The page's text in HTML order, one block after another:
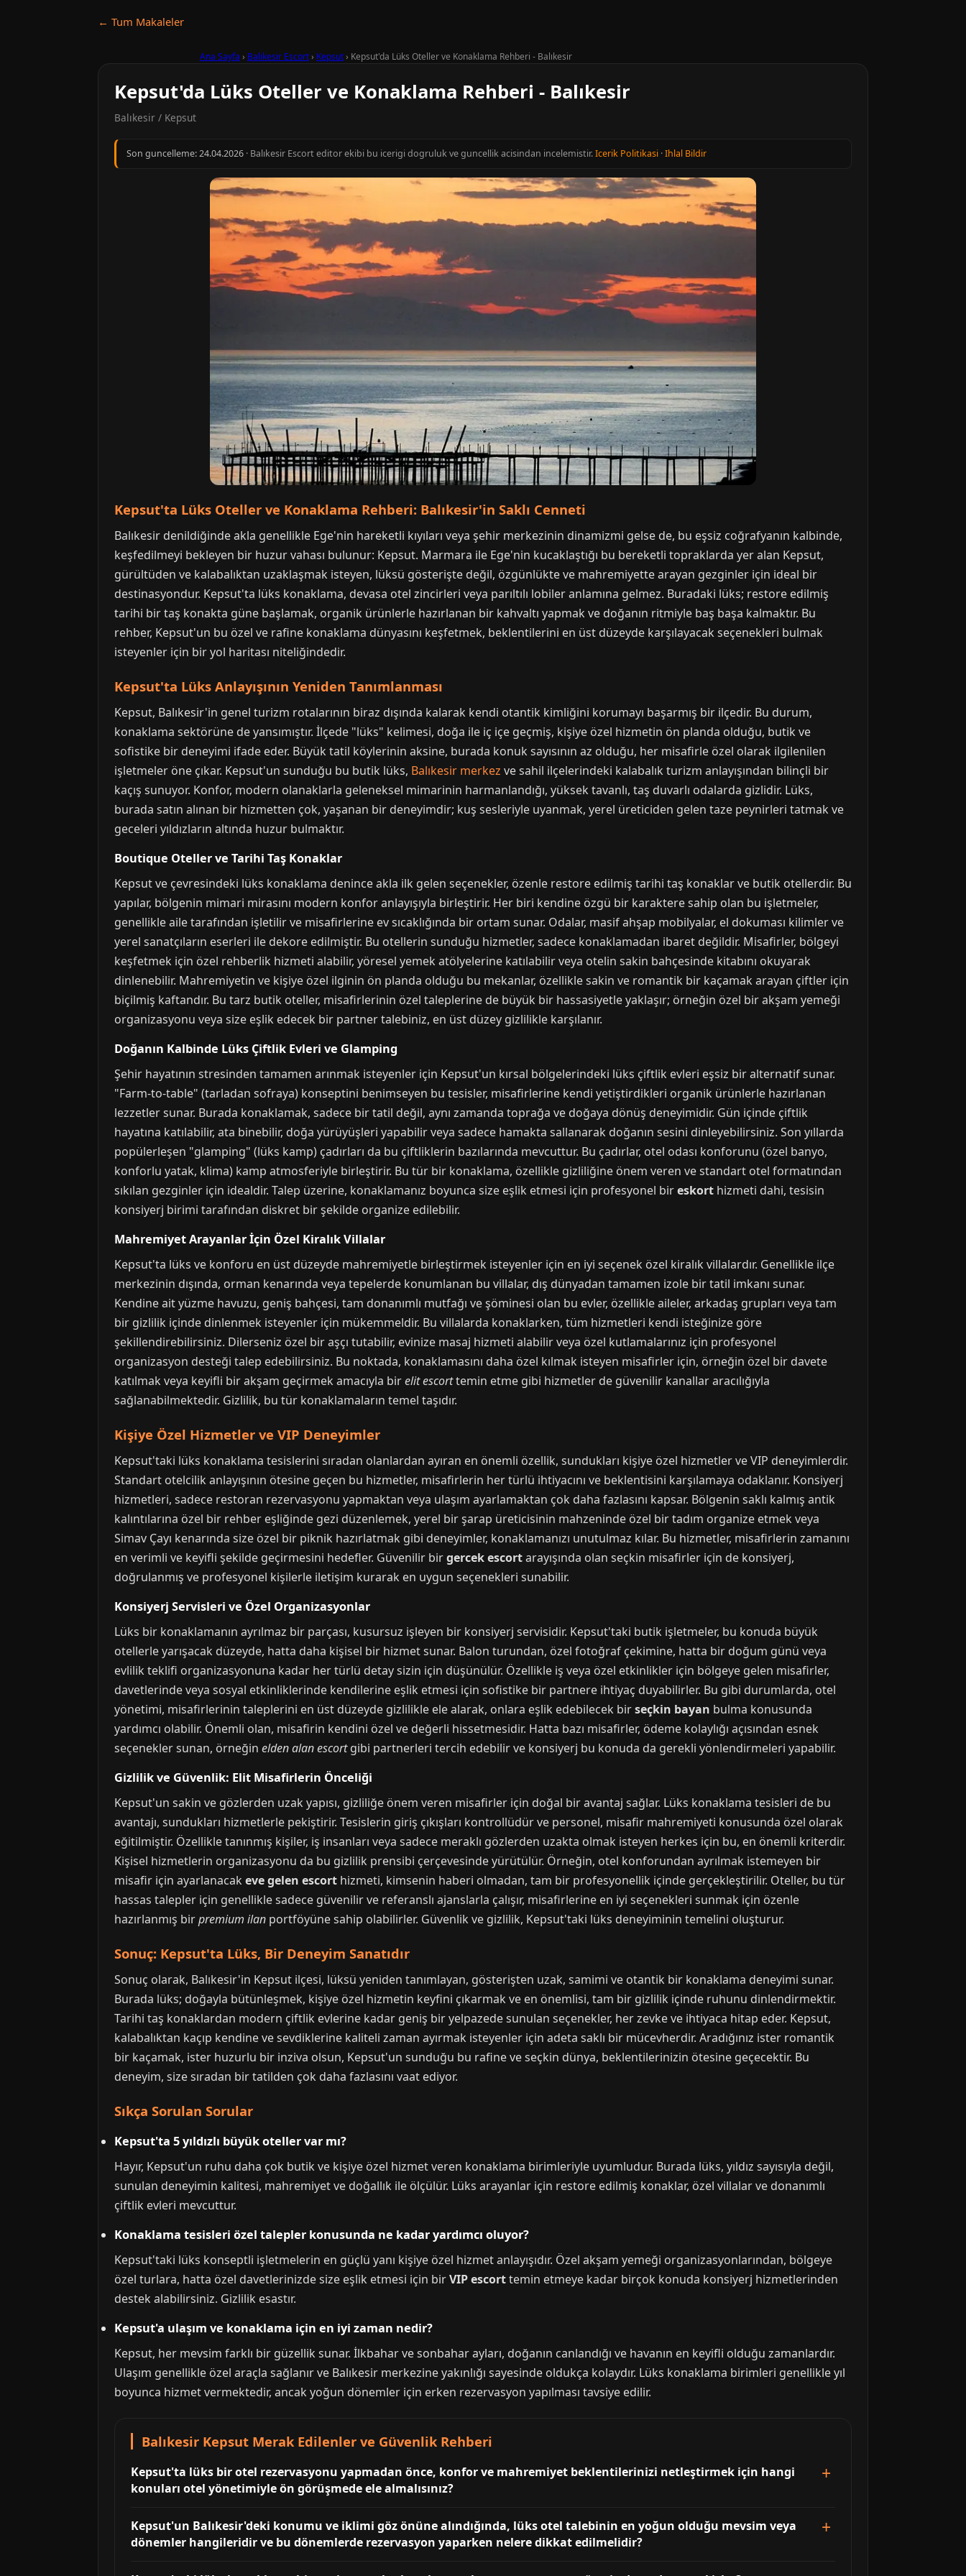
← Tum Makaleler
Ana Sayfa › Balıkesir Escort› Kepsut› Kepsut'da Lüks Oteller ve Konaklama Rehberi - Balıkesir
Kepsut'da Lüks Oteller ve Konaklama Rehberi - Balıkesir
Balıkesir / Kepsut
Son guncelleme:24.04.2026 · Balıkesir Escort editor ekibi bu icerigi dogruluk ve guncellik acisindan incelemistir.Icerik Politikasi ·Ihlal Bildir
Kepsut'ta Lüks Oteller ve Konaklama Rehberi: Balıkesir'in Saklı Cenneti
Balıkesir denildiğinde akla genellikle Ege'nin hareketli kıyıları veya şehir merkezinin dinamizmi gelse de, bu eşsiz coğrafyanın kalbinde,
keşfedilmeyi bekleyen bir huzur vahası bulunur: Kepsut. Marmara ile Ege'nin kucaklaştığı bu bereketli topraklarda yer alan Kepsut,
gürültüden ve kalabalıktan uzaklaşmak isteyen, lüksü gösterişte değil, özgünlükte ve mahremiyette arayan gezginler için ideal bir
destinasyondur. Kepsut'ta lüks konaklama, devasa otel zincirleri veya parıltılı lobiler anlamına gelmez. Buradaki lüks; restore edilmiş
tarihi bir taş konakta güne başlamak, organik ürünlerle hazırlanan bir kahvaltı yapmak ve doğanın ritmiyle baş başa kalmaktır. Bu
rehber, Kepsut'un bu özel ve rafine konaklama dünyasını keşfetmek, beklentilerini en üst düzeyde karşılayacak seçenekleri bulmak
isteyenler için bir yol haritası niteliğindedir.
Kepsut'ta Lüks Anlayışının Yeniden Tanımlanması
Kepsut, Balıkesir'in genel turizm rotalarının biraz dışında kalarak kendi otantik kimliğini korumayı başarmış bir ilçedir. Bu durum,
konaklama sektörüne de yansımıştır. İlçede "lüks" kelimesi, doğa ile iç içe geçmiş, kişiye özel hizmetin ön planda olduğu, butik ve
sofistike bir deneyimi ifade eder. Büyük tatil köylerinin aksine, burada konuk sayısının az olduğu, her misafirle özel olarak ilgilenilen
işletmeler öne çıkar. Kepsut'un sunduğu bu butik lüks, Balıkesir merkez ve sahil ilçelerindeki kalabalık turizm anlayışından bilinçli bir
kaçış sunuyor. Konfor, modern olanaklarla geleneksel mimarinin harmanlandığı, yüksek tavanlı, taş duvarlı odalarda gizlidir. Lüks,
burada satın alınan bir hizmetten çok, yaşanan bir deneyimdir; kuş sesleriyle uyanmak, yerel üreticiden gelen taze peynirleri tatmak ve
geceleri yıldızların altında huzur bulmaktır.
Boutique Oteller ve Tarihi Taş Konaklar
Kepsut ve çevresindeki lüks konaklama denince akla ilk gelen seçenekler, özenle restore edilmiş tarihi taş konaklar ve butik otellerdir. Bu
yapılar, bölgenin mimari mirasını modern konfor anlayışıyla birleştirir. Her biri kendine özgü bir karaktere sahip olan bu işletmeler,
genellikle aile tarafından işletilir ve misafirlerine ev sıcaklığında bir ortam sunar. Odalar, masif ahşap mobilyalar, el dokuması kilimler ve
yerel sanatçıların eserleri ile dekore edilmiştir. Bu otellerin sunduğu hizmetler, sadece konaklamadan ibaret değildir. Misafirler, bölgeyi
keşfetmek için özel rehberlik hizmeti alabilir, yöresel yemek atölyelerine katılabilir veya otelin sakin bahçesinde kitabını okuyarak
dinlenebilir. Mahremiyetin ve kişiye özel ilginin ön planda olduğu bu mekanlar, özellikle sakin ve romantik bir kaçamak arayan çiftler için
biçilmiş kaftandır. Bu tarz butik oteller, misafirlerinin özel taleplerine de büyük bir hassasiyetle yaklaşır; örneğin özel bir akşam yemeği
organizasyonu veya size eşlik edecek bir partner talebiniz, en üst düzey gizlilikle karşılanır.
Doğanın Kalbinde Lüks Çiftlik Evleri ve Glamping
Şehir hayatının stresinden tamamen arınmak isteyenler için Kepsut'un kırsal bölgelerindeki lüks çiftlik evleri eşsiz bir alternatif sunar.
"Farm-to-table" (tarladan sofraya) konseptini benimseyen bu tesisler, misafirlerine kendi yetiştirdikleri organik ürünlerle hazırlanan
lezzetler sunar. Burada konaklamak, sadece bir tatil değil, aynı zamanda toprağa ve doğaya dönüş deneyimidir. Gün içinde çiftlik
hayatına katılabilir, ata binebilir, doğa yürüyüşleri yapabilir veya sadece hamakta sallanarak doğanın sesini dinleyebilirsiniz. Son yıllarda
popülerleşen "glamping" (lüks kamp) çadırları da bu çiftliklerin bazılarında mevcuttur. Bu çadırlar, otel odası konforunu (özel banyo,
konforlu yatak, klima) kamp atmosferiyle birleştirir. Bu tür bir konaklama, özellikle gizliliğine önem veren ve standart otel formatından
sıkılan gezginler için idealdir. Talep üzerine, konaklamanız boyunca size eşlik etmesi için profesyonel bireskort hizmeti dahi, tesisin
konsiyerj birimi tarafından diskret bir şekilde organize edilebilir.
Mahremiyet Arayanlar İçin Özel Kiralık Villalar
Kepsut'ta lüks ve konforu en üst düzeyde mahremiyetle birleştirmek isteyenler için en iyi seçenek özel kiralık villalardır. Genellikle ilçe
merkezinin dışında, orman kenarında veya tepelerde konumlanan bu villalar, dış dünyadan tamamen izole bir tatil imkanı sunar.
Kendine ait yüzme havuzu, geniş bahçesi, tam donanımlı mutfağı ve şöminesi olan bu evler, özellikle aileler, arkadaş grupları veya tam
bir gizlilik içinde dinlenmek isteyenler için mükemmeldir. Bu villalarda konaklarken, tüm hizmetleri kendi isteğinize göre
şekillendirebilirsiniz. Dilerseniz özel bir aşçı tutabilir, evinize masaj hizmeti alabilir veya özel kutlamalarınız için profesyonel
organizasyon desteği talep edebilirsiniz. Bu noktada, konaklamasını daha özel kılmak isteyen misafirler için, örneğin özel bir davete
katılmak veya keyifli bir akşam geçirmek amacıyla birelit escorttemin etme gibi hizmetler de güvenilir kanallar aracılığıyla
sağlanabilmektedir. Gizlilik, bu tür konaklamaların temel taşıdır.
Kişiye Özel Hizmetler ve VIP Deneyimler
Kepsut'taki lüks konaklama tesislerini sıradan olanlardan ayıran en önemli özellik, sundukları kişiye özel hizmetler ve VIP deneyimlerdir.
Standart otelcilik anlayışının ötesine geçen bu hizmetler, misafirlerin her türlü ihtiyacını ve beklentisini karşılamaya odaklanır. Konsiyerj
hizmetleri, sadece restoran rezervasyonu yapmaktan veya ulaşım ayarlamaktan çok daha fazlasını kapsar. Bölgenin saklı kalmış antik
kalıntılarına özel bir rehber eşliğinde gezi düzenlemek, yerel bir şarap üreticisinin mahzeninde özel bir tadım organize etmek veya
Simav Çayı kenarında size özel bir piknik hazırlatmak gibi deneyimler, konaklamanızı unutulmaz kılar. Bu hizmetler, misafirlerin zamanını
en verimli ve keyifli şekilde geçirmesini hedefler. Güvenilir birgercek escortarayışında olan seçkin misafirler için de konsiyerj,
doğrulanmış ve profesyonel kişilerle iletişim kurarak en uygun seçenekleri sunabilir.
Konsiyerj Servisleri ve Özel Organizasyonlar
Lüks bir konaklamanın ayrılmaz bir parçası, kusursuz işleyen bir konsiyerj servisidir. Kepsut'taki butik işletmeler, bu konuda büyük
otellerle yarışacak düzeyde, hatta daha kişisel bir hizmet sunar. Balon turundan, özel fotoğraf çekimine, hatta bir doğum günü veya
evlilik teklifi organizasyonuna kadar her türlü detay sizin için düşünülür. Özellikle iş veya özel etkinlikler için bölgeye gelen misafirler,
davetlerinde veya sosyal etkinliklerinde kendilerine eşlik etmesi için sofistike bir partnere ihtiyaç duyabilirler. Bu gibi durumlarda, otel
yönetimi, misafirlerinin taleplerini en üst düzeyde gizlilikle ele alarak, onlara eşlik edebilecek birseçkin bayan bulma konusunda
yardımcı olabilir. Önemli olan, misafirin kendini özel ve değerli hissetmesidir. Hatta bazı misafirler, ödeme kolaylığı açısından esnek
seçenekler sunan, örneğin elden alan escortgibi partnerleri tercih edebilir ve konsiyerj bu konuda da gerekli yönlendirmeleri yapabilir.
Gizlilik ve Güvenlik: Elit Misafirlerin Önceliği
Kepsut'un sakin ve gözlerden uzak yapısı, gizliliğe önem veren misafirler için doğal bir avantaj sağlar. Lüks konaklama tesisleri de bu
avantajı, sundukları hizmetlerle pekiştirir. Tesislerin giriş çıkışları kontrollüdür ve personel, misafir mahremiyeti konusunda özel olarak
eğitilmiştir. Özellikle tanınmış kişiler, iş insanları veya sadece meraklı gözlerden uzakta olmak isteyen herkes için bu, en önemli kriterdir.
Kişisel hizmetlerin organizasyonu da bu gizlilik prensibi çerçevesinde yürütülür. Örneğin, otel konforundan ayrılmak istemeyen bir
misafir için ayarlanacak eve gelen escort hizmeti, kimsenin haberi olmadan, tam bir profesyonellik içinde gerçekleştirilir. Oteller, bu tür
hassas talepler için genellikle sadece güvenilir ve referanslı ajanslarla çalışır, misafirlerine en iyi seçenekleri sunmak için özenle
hazırlanmış birpremium ilan portföyüne sahip olabilirler. Güvenlik ve gizlilik, Kepsut'taki lüks deneyiminin temelini oluşturur.
Sonuç: Kepsut'ta Lüks, Bir Deneyim Sanatıdır
Sonuç olarak, Balıkesir'in Kepsut ilçesi, lüksü yeniden tanımlayan, gösterişten uzak, samimi ve otantik bir konaklama deneyimi sunar.
Burada lüks; doğayla bütünleşmek, kişiye özel hizmetin keyfini çıkarmak ve en önemlisi, tam bir gizlilik içinde ruhunu dinlendirmektir.
Tarihi taş konaklardan modern çiftlik evlerine kadar geniş bir yelpazede sunulan seçenekler, her zevke ve ihtiyaca hitap eder. Kepsut,
kalabalıktan kaçıp kendine ve sevdiklerine kaliteli zaman ayırmak isteyenler için adeta saklı bir mücevherdir. Aradığınız ister romantik
bir kaçamak, ister huzurlu bir inziva olsun, Kepsut'un sunduğu bu rafine ve seçkin dünya, beklentilerinizin ötesine geçecektir. Bu
deneyim, size sıradan bir tatilden çok daha fazlasını vaat ediyor.
Sıkça Sorulan Sorular
Kepsut'ta 5 yıldızlı büyük oteller var mı?
Hayır, Kepsut'un ruhu daha çok butik ve kişiye özel hizmet veren konaklama birimleriyle uyumludur. Burada lüks, yıldız sayısıyla değil,
sunulan deneyimin kalitesi, mahremiyet ve doğallık ile ölçülür. Lüks arayanlar için restore edilmiş konaklar, özel villalar ve donanımlı
çiftlik evleri mevcuttur.
Konaklama tesisleri özel talepler konusunda ne kadar yardımcı oluyor?
Kepsut'taki lüks konseptli işletmelerin en güçlü yanı kişiye özel hizmet anlayışıdır. Özel akşam yemeği organizasyonlarından, bölgeye
özel turlara, hatta özel davetlerinizde size eşlik etmesi için birVIP escorttemin etmeye kadar birçok konuda konsiyerj hizmetlerinden
destek alabilirsiniz. Gizlilik esastır.
Kepsut'a ulaşım ve konaklama için en iyi zaman nedir?
Kepsut, her mevsim farklı bir güzellik sunar. İlkbahar ve sonbahar ayları, doğanın canlandığı ve havanın en keyifli olduğu zamanlardır.
Ulaşım genellikle özel araçla sağlanır ve Balıkesir merkezine yakınlığı sayesinde oldukça kolaydır. Lüks konaklama birimleri genellikle yıl
boyunca hizmet vermektedir, ancak yoğun dönemler için erken rezervasyon yapılması tavsiye edilir.
Balıkesir Kepsut Merak Edilenler ve Güvenlik Rehberi
Kepsut'ta lüks bir otel rezervasyonu yapmadan önce, konfor ve mahremiyet beklentilerinizi netleştirmek için hangi
konuları otel yönetimiyle ön görüşmede ele almalısınız?
Kepsut'un Balıkesir'deki konumu ve iklimi göz önüne alındığında, lüks otel talebinin en yoğun olduğu mevsim veya
dönemler hangileridir ve bu dönemlerde rezervasyon yaparken nelere dikkat edilmelidir?